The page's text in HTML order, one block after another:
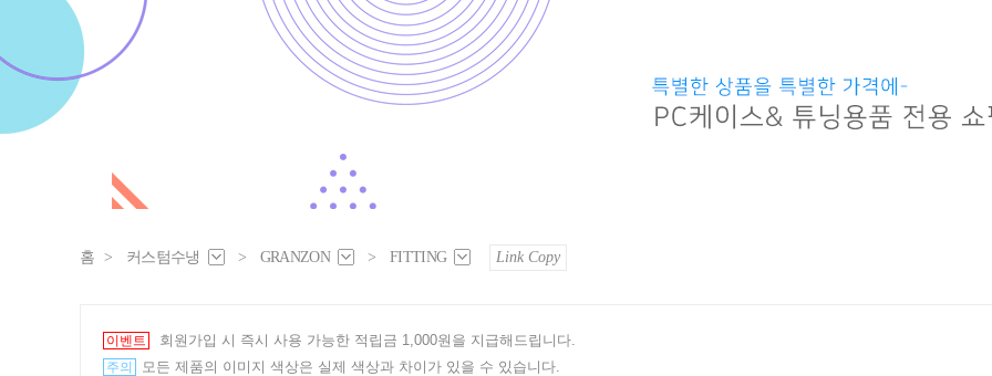
홈 > 커스텀수냉 > GRANZON > FITTING Link Copy
이벤트 회원가입 시 즉시 사용 가능한 적립금 1,000원을 지급해드립니다.
주의 모든 제품의 이미지 색상은 실제 색상과 차이가 있을 수 있습니다.